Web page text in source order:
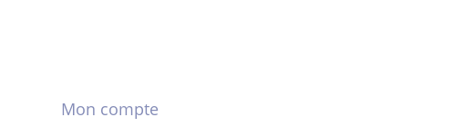
Mon compte